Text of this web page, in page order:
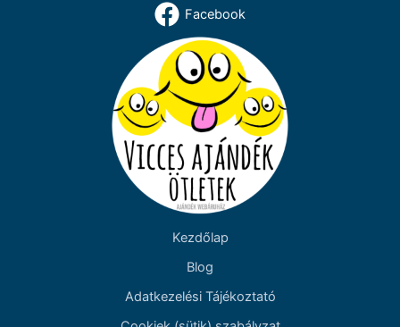
Facebook
Kezdőlap
Blog
Adatkezelési Tájékoztató